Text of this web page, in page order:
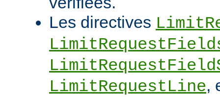
Les directives
LimitRequestLine,